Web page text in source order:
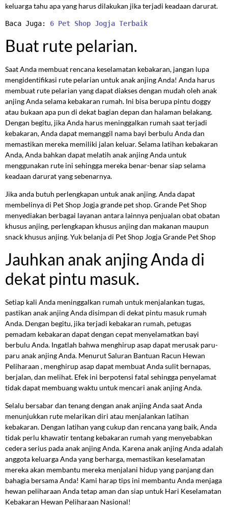
keluarga tahu apa yang harus dilakukan jika terjadi keadaan darurat.
Baca Juga: 6 Pet Shop Jogja Terbaik
Buat rute pelarian.
Saat Anda membuat rencana keselamatan kebakaran, jangan lupa
mengidentifikasi rute pelarian untuk anak anjing Anda! Anda harus
membuat rute pelarian yang dapat diakses dengan mudah oleh anak
anjing Anda selama kebakaran rumah. Ini bisa berupa pintu doggy
atau bukaan apa pun di dekat bagian depan dan halaman belakang.
Dengan begitu, jika Anda harus meninggalkan rumah saat terjadi
kebakaran, Anda dapat memanggil nama bayi berbulu Anda dan
memastikan mereka memiliki jalan keluar. Selama latihan kebakaran
Anda, Anda bahkan dapat melatih anak anjing Anda untuk
menggunakan rute ini sehingga mereka benar-benar siap selama
keadaan darurat yang sebenarnya.
Jika anda butuh perlengkapan untuk anak anjing. Anda dapat
membelinya di Pet Shop Jogja grande pet shop. Grande Pet Shop
menyediakan berbagai layanan antara lainnya penjualan obat obatan
khusus anjing, perlengkapan khusus anjing dan makanan maupun
snack khusus anjing. Yuk belanja di Pet Shop Jogja Grande Pet Shop
Jauhkan anak anjing Anda di
dekat pintu masuk.
Setiap kali Anda meninggalkan rumah untuk menjalankan tugas,
pastikan anak anjing Anda disimpan di dekat pintu masuk rumah
Anda. Dengan begitu, jika terjadi kebakaran rumah, petugas
pemadam kebakaran dapat dengan cepat menyelamatkan bayi
berbulu Anda. Ingatlah bahwa menghirup asap dapat merusak paru-
paru anak anjing Anda. Menurut Saluran Bantuan Racun Hewan
Peliharaan , menghirup asap dapat membuat Anda sulit bernapas,
berjalan, dan melihat. Efek ini berpotensi fatal sehingga penyelamat
tidak dapat membuang waktu untuk mencari anak anjing Anda.
Selalu bersabar dan tenang dengan anak anjing Anda saat Anda
menunjukkan rute melarikan diri atau menjalankan latihan
kebakaran. Dengan latihan yang cukup dan rencana yang baik, Anda
tidak perlu khawatir tentang kebakaran rumah yang menyebabkan
cedera serius pada anak anjing Anda. Karena anak anjing Anda adalah
anggota keluarga Anda yang berharga, memastikan keselamatan
mereka akan membantu mereka menjalani hidup yang panjang dan
bahagia bersama Anda! Kami harap tips ini membantu Anda menjaga
hewan peliharaan Anda tetap aman dan siap untuk Hari Keselamatan
Kebakaran Hewan Peliharaan Nasional!